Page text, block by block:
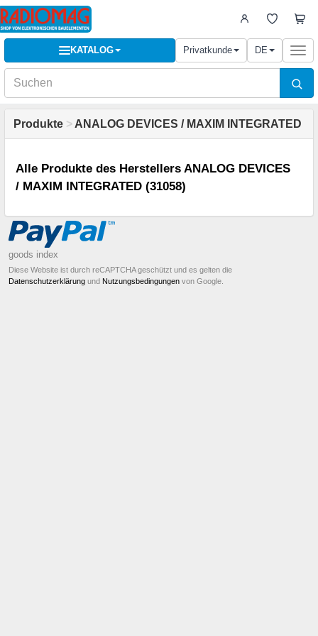
KATALOG Privatkunde DE
Produkte > ANALOG DEVICES / MAXIM INTEGRATED
Alle Produkte des Herstellers ANALOG DEVICES
/ MAXIM INTEGRATED (31058)
goods index
Diese Website ist durch reCAPTCHA geschützt und es gelten die
Datenschutzerklärung und Nutzungsbedingungen von Google.